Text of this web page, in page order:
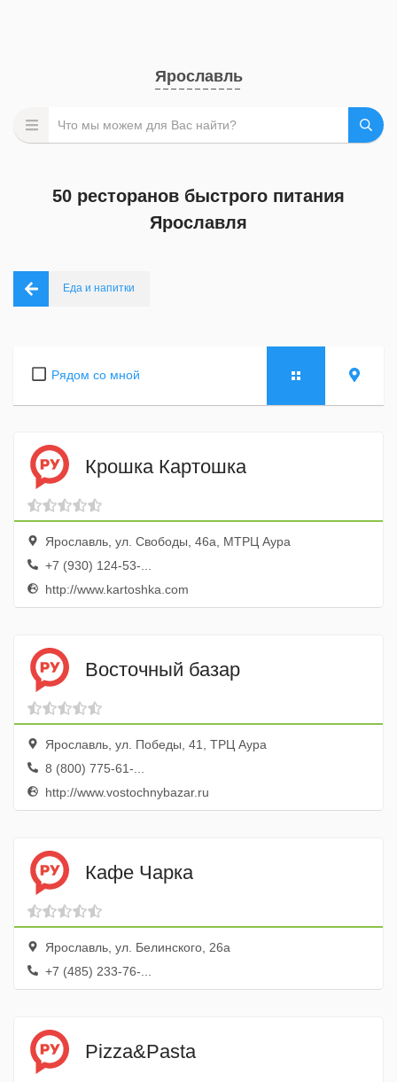
Ярославль
50 ресторанов быстрого питания
Ярославля
Еда и напитки
Рядом со мной
Крошка Картошка
Ярославль, ул. Свободы, 46а, МТРЦ Аура
+7 (930) 124-53-...
http://www.kartoshka.com
Восточный базар
Ярославль, ул. Победы, 41, ТРЦ Аура
8 (800) 775-61-...
http://www.vostochnybazar.ru
Кафе Чарка
Ярославль, ул. Белинского, 26а
+7 (485) 233-76-...
Pizza&Pasta